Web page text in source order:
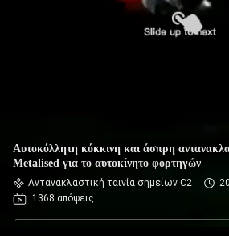
Αυτοκόλλητη κόκκινη και άσπρη
Metalised για το αυτοκίνητο φορτηγών
Αντανακλαστική ταινία σημείων C2
1368 απόψεις